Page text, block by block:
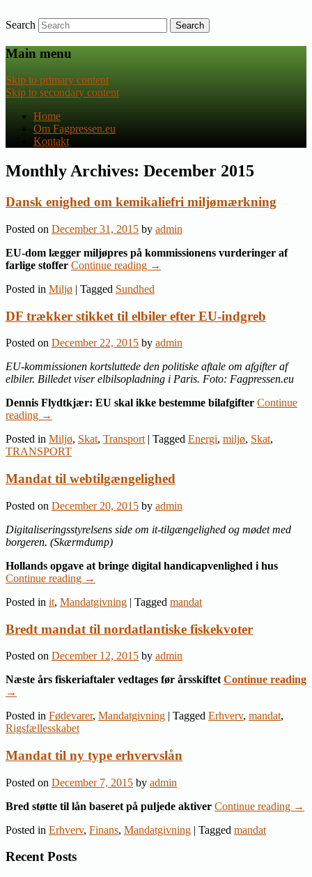
Fagpressen.eu
Nyheder om dansk EU-politik
Search
Main menu
Skip to primary content
Skip to secondary content
Home
Om Fagpressen.eu
Kontakt
Monthly Archives: December 2015
Dansk enighed om kemikaliefri miljømærkning
Posted on December 31, 2015 by admin
EU-dom lægger miljøpres på kommissionens vurderinger af
farlige stoffer Continue reading →
Posted in Miljø | Tagged Sundhed
DF trækker stikket til elbiler efter EU-indgreb
Posted on December 22, 2015 by admin
EU-kommissionen kortsluttede den politiske aftale om afgifter af
elbiler. Billedet viser elbilsopladning i Paris. Foto: Fagpressen.eu
Dennis Flydtkjær: EU skal ikke bestemme bilafgifter Continue
reading →
Posted in Miljø, Skat, Transport | Tagged Energi, miljø, Skat,
TRANSPORT
Mandat til webtilgængelighed
Posted on December 20, 2015 by admin
Digitaliseringsstyrelsens side om it-tilgængelighed og mødet med
borgeren. (Skærmdump)
Hollands opgave at bringe digital handicapvenlighed i hus
Continue reading →
Posted in it, Mandatgivning | Tagged mandat
Bredt mandat til nordatlantiske fiskekvoter
Posted on December 12, 2015 by admin
Næste års fiskeriaftaler vedtages før årsskiftet Continue reading
→
Posted in Fødevarer, Mandatgivning | Tagged Erhverv, mandat,
Rigsfællesskabet
Mandat til ny type erhvervslån
Posted on December 7, 2015 by admin
Bred støtte til lån baseret på puljede aktiver Continue reading →
Posted in Erhverv, Finans, Mandatgivning | Tagged mandat
Recent Posts